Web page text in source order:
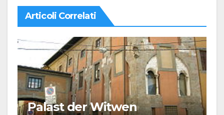
Articoli Correlati
Palast der Witwen